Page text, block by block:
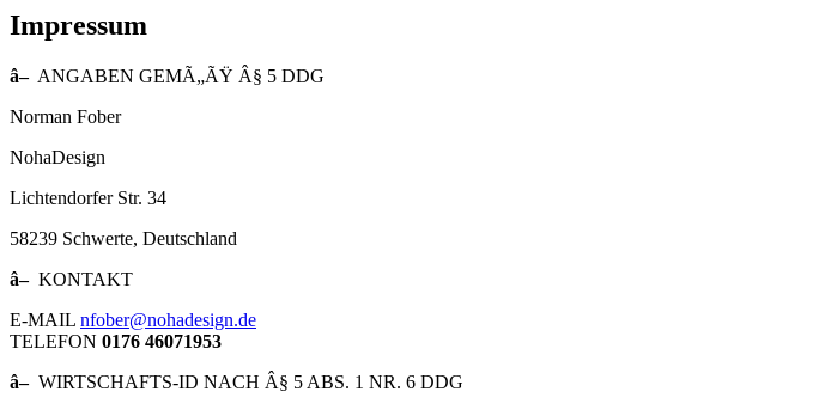
Impressum
â– ANGABEN GEMÃ„ÃŸ Â§ 5 DDG
Norman Fober
NohaDesign
Lichtendorfer Str. 34
58239 Schwerte, Deutschland
â– KONTAKT
E-MAIL nfober@nohadesign.de
TELEFON 0176 46071953
â– WIRTSCHAFTS-ID NACH Â§ 5 ABS. 1 NR. 6 DDG